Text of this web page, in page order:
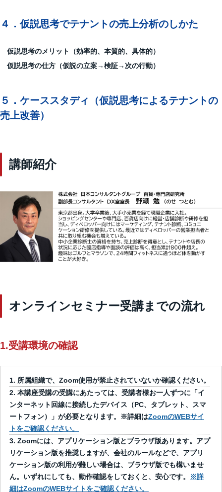
４．仮説思考でテナントの売上分析のしかた
仮説思考のメリット（効率的、本質的、具体的）
仮説思考の仕方（仮説の立案→検証→次の行動）
５．ケーススタディ（仮説思考によるテナントの
売上改善）
講師紹介
オンラインセミナー受講までの流れ
1.受講環境の確認
所属組織で、Zoom使用が禁止されていないか確認ください。
本講座受講の受講にあたっては、受講者様お一人ずつに「イ
ンターネット回線に接続したデバイス（PC、タブレット、スマ
ートフォン）」が必要となります。※詳細はZoomのWEBサイ
トをご確認ください。
Zoomには、アプリケーション版とブラウザ版あります。アプ
リケーション版を推奨しますが、会社のルールなどで、アプリ
ケーション版の利用が難しい場合は、ブラウザ版でも構いませ
ん。いずれにしても、動作確認をしておくと、安心です。
※詳
細はZoomのWEBサイトをご確認ください。